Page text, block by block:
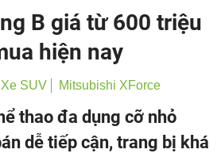
B giá từ 600 triệu
hiện nay
Xe SUV Mitsubishi XForce
thao đa dụng cỡ nhỏ
dễ tiếp cận, trang bị khá